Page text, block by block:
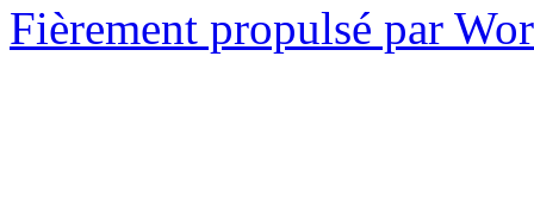
Fièrement propulsé par